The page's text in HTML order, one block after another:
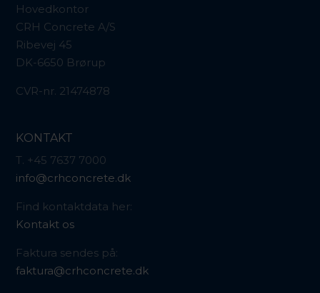
Hovedkontor
CRH Concrete A/S
Ribevej 45
DK-6650 Brørup
CVR-nr. 21474878
KONTAKT
T. +45 7637 7000
info@crhconcrete.dk
Find kontaktdata her:
Kontakt os
Faktura sendes på:
faktura@crhconcrete.dk